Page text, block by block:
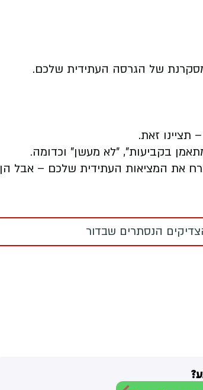
של הגרסה העתידית שלכם.
זאת.
בקביעות", "לא מעשן" וכדומה.
את המציאות העתידית שלכם – אבל הן
הנסתרים שבדור